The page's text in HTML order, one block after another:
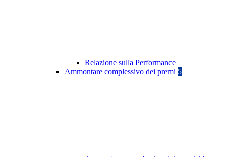
Relazione sulla Performance
Ammontare complessivo dei premi 5